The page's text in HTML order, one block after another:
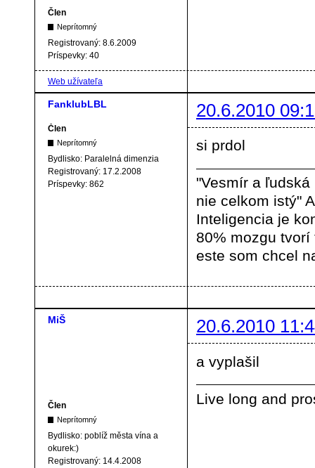
Člen
Neprítomný
Registrovaný: 8.6.2009
Príspevky: 40
Web užívateľa
FanklubLBL 20.6.2010
Člen
Neprítomný
Bydlisko: Paralelná dimenzia
Registrovaný: 17.2.2008
Príspevky: 862
si prdol
"Vesmír a
nie celkom istý"
Inteligencia je
80% mozgu
este som chcel
MiŠ 20.6.2010
Člen
Neprítomný
Bydlisko: poblíž města vína a
okurek:)
Registrovaný: 14.4.2008
a vyplašil
Live long and